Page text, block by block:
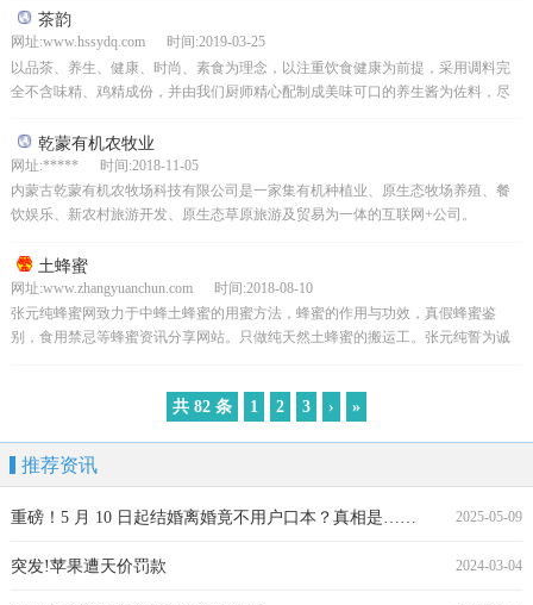
茶韵
网址:www.hssydq.com 时间:2019-03-25
以品茶、养生、健康、时尚、素食为理念，以注重饮食健康为前提，采用调料完
全不含味精、鸡精成份，并由我们厨师精心配制成美味可口的养生酱为佐料，尽
乾蒙有机农牧业
网址:***** 时间:2018-11-05
内蒙古乾蒙有机农牧场科技有限公司是一家集有机种植业、原生态牧场养殖、餐
饮娱乐、新农村旅游开发、原生态草原旅游及贸易为一体的互联网+公司。
土蜂蜜
网址:www.zhangyuanchun.com 时间:2018-08-10
张元纯蜂蜜网致力于中蜂土蜂蜜的用蜜方法，蜂蜜的作用与功效，真假蜂蜜鉴
别，食用禁忌等蜂蜜资讯分享网站。只做纯天然土蜂蜜的搬运工。张元纯誓为诚
共 82 条 1 2 3 › »
推荐资讯
2025-05-09
重磅！5 月 10 日起结婚离婚竟不用户口本？真相是……
2024-03-04
突发!苹果遭天价罚款